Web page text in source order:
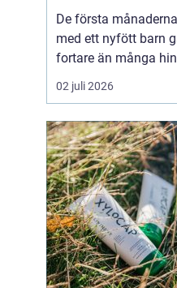
stund
De första månaderna
med ett nyfött barn
fortare än många
med. Ena dagen ryms
hela foten i
redan vuxit ur sina
pyjamasar.Ett
bebis fångarjust
02 juli 2026